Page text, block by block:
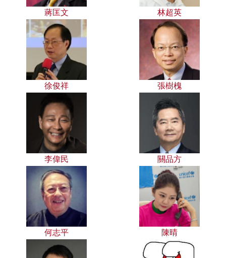
蔣匡文 林超英
徐俊祥 張樹槐
李偉民 關品方
何志平 陳晴